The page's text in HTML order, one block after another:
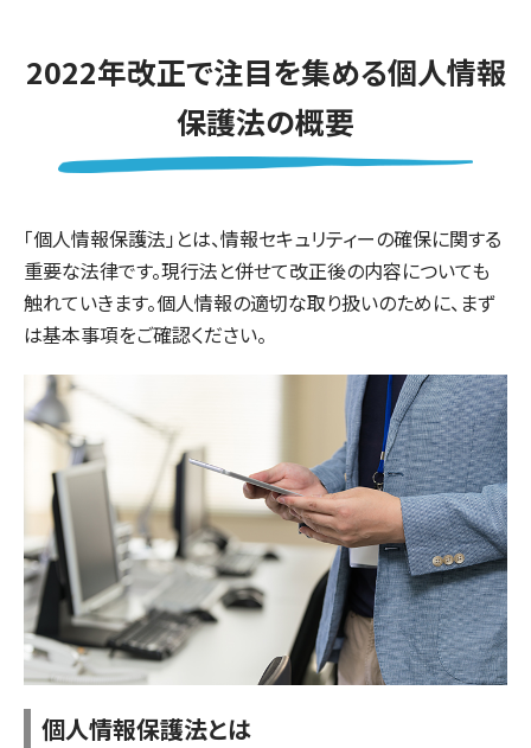
2022年改正で注目を集める個人情報
保護法の概要
「個人情報保護法」とは、情報セキュリティーの確保に関する
重要な法律です。現行法と併せて改正後の内容についても
触れていきます。個人情報の適切な取り扱いのために、まず
は基本事項をご確認ください。
個人情報保護法とは